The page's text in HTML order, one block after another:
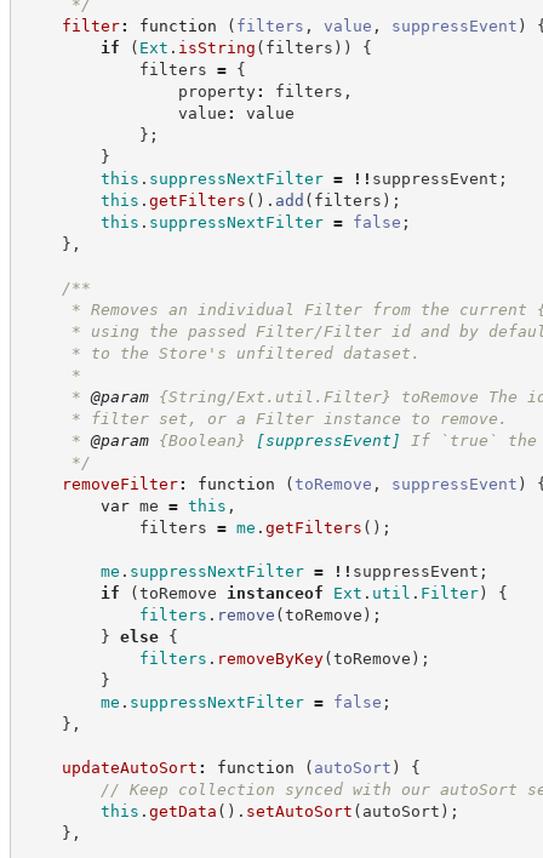
*/
filter: function ( filters , value , suppressEvent )
if
( Ext . isString ( filters ) )
{
filters =
{
property: filters ,
value :
value
} ;
}
this . suppressNextFilter = !! suppressEvent ;
this . getFilters ( ) . add ( filters ) ;
this . suppressNextFilter = false ;
} ,
/**
* Removes an individual Filter from the current
* using the passed Filter/Filter id and by
* to the Store's unfiltered dataset.
*
* @param {String/Ext.util.Filter} toRemove The id
* filter set, or a Filter instance to remove.
* @param {Boolean} [suppressEvent]
If `true`
*/
removeFilter: function (toRemove , suppressEvent )
var me = this ,
filters = me . getFilters ( ) ;
me . suppressNextFilter = !! suppressEvent ;
if
(toRemove instanceof Ext . util . Filter)
{
filters . remove (toRemove ) ;
} else
{
filters . removeByKey(toRemove ) ;
}
me . suppressNextFilter = false ;
} ,
updateAutoSort : function ( autoSort )
{
// Keep collection synced with our autoSort
this . getData ( ) . setAutoSort ( autoSort ) ;
} ,